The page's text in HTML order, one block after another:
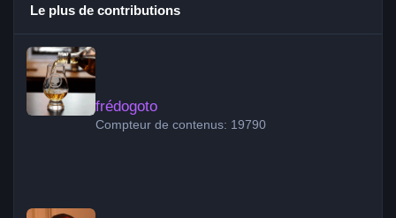
Le plus de contributions
frédogoto
Compteur de contenus: 19790